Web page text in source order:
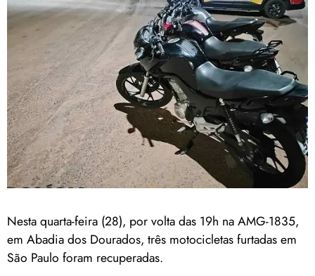
Nesta quarta-feira (28), por volta das 19h na AMG-1835,
em Abadia dos Dourados, três motocicletas furtadas em
São Paulo foram recuperadas.